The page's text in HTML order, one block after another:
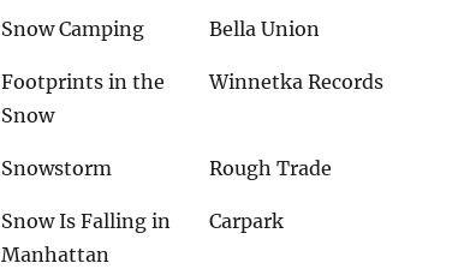
Snow Camping Bella Union
Footprints in the
Snow
Winnetka Records
Snowstorm Rough Trade
Snow Is Falling in
Manhattan
Carpark